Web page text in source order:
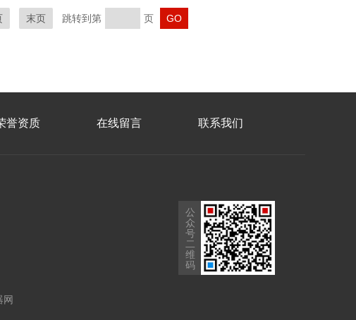
末页 跳转到第 页
誉资质 在线留言 联系我们
网
公
众
号
二
维
码